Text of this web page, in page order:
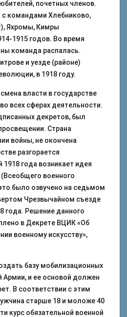
почетных членов.
с командами Хлебниково,
Яхромы, Кимры
1915 годов. Во время
команда распалась.
и уезде (районе)
в 1918 году.
власти в государстве
всех сферах деятельности.
декретов, был
Страна
войны, не окончена
разгорается
1918 года возникает идея
военного
было озвучено на седьмом
Чрезвычайном съезде
года. Решение данного
в Декрете ВЦИК «Об
военному искусству»,
базу мобилизационных
Армии, и ее основой должен
В соответствии с этим
старше 18 и моложе 40
курс обязательной военной